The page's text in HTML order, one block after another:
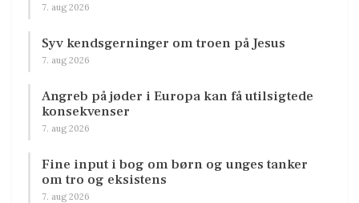
7. aug 2026
Syv kendsgerninger om troen på Jesus
7. aug 2026
Angreb på jøder i Europa kan få utilsigtede
konsekvenser
7. aug 2026
Fine input i bog om børn og unges tanker
om tro og eksistens
7. aug 2026